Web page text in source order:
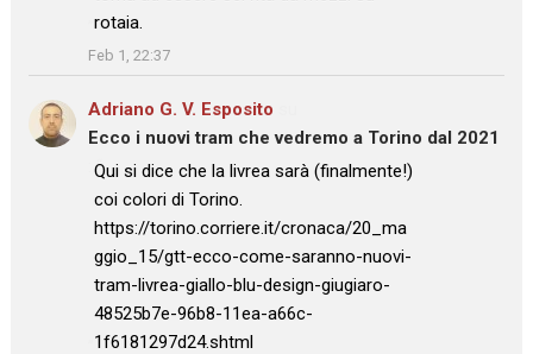
rotaia.
”
Feb 1, 22:37
Adriano G. V. Esposito
Ecco i nuovi tram che vedremo a Torino dal 2021
: “
Qui si dice che la livrea sarà (finalmente!)
coi colori di Torino.
https://torino.corriere.it/cronaca/20_ma
ggio_15/gtt-ecco-come-saranno-nuovi-
tram-livrea-giallo-blu-design-giugiaro-
48525b7e-96b8-11ea-a66c-
1f6181297d24.shtml